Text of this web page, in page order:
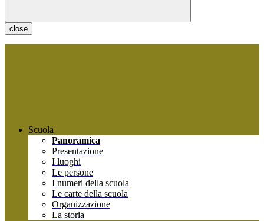
close
Scuola
Panoramica
Presentazione
I luoghi
Le persone
I numeri della scuola
Le carte della scuola
Organizzazione
La storia